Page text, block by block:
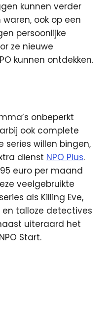
kunnen verder
ook op een
persoonlijke
ze nieuwe
kunnen ontdekken.
onbeperkt
ook complete
series willen bingen,
dienst NPO Plus.
euro per maand
veelgebruikte
als Killing Eve,
en talloze detectives
uiteraard het
Start.